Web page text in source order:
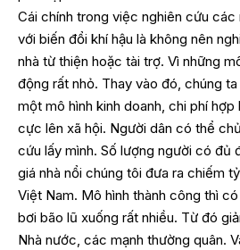
Cái chính trong việc nghiên cứu các
với biến đổi khí hậu là không nên
nhà từ thiện hoặc tài trợ. Vì những
động rất nhỏ. Thay vào đó, chúng
một mô hình kinh doanh, chi phí
cực lên xã hội. Người dân có thể
cứu lấy mình. Số lượng người có đủ
giá nhà nổi chúng tôi đưa ra chiếm
Việt Nam. Mô hình thành công thì
bơi bão lũ xuống rất nhiều. Từ đó
Nhà nước, các mạnh thường quân.